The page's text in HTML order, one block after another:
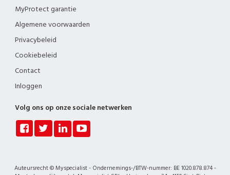
MyProtect garantie
Algemene voorwaarden
Privacybeleid
Cookiebeleid
Contact
Inloggen
Volg ons op onze sociale netwerken
Auteursrecht © Myspecialist - Ondernemings-/BTW-nummer: BE 1020.878.874 -